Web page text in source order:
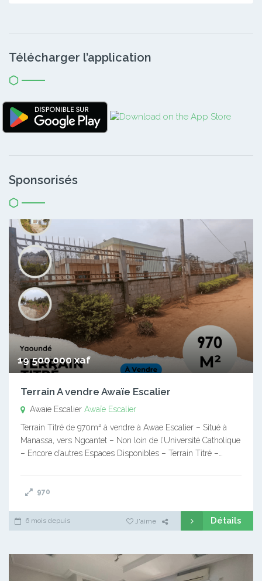
Télécharger l’application
Sponsorisés
19 500 000 xaf
Terrain A vendre Awaïe Escalier
Awaïe Escalier Awaïe Escalier
Terrain Titré de 970m² à vendre à Awae Escalier – Situé à
Manassa, vers Ngoantet – Non loin de l’Université Catholique
– Encore d’autres Espaces Disponibles – Terrain Titré –…
970
6 mois depuis J'aime Détails